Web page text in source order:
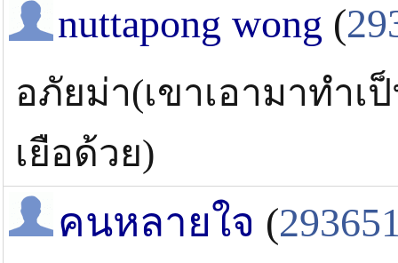
nuttapong wong (
อภัยม่า(เขาเอามาทำ
เยือด้วย)
คนหลายใจ (